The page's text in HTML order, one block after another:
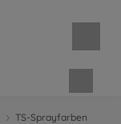
TS-Sprayfarben